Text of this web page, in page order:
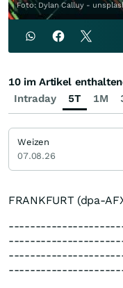
Foto: Dylan Calluy -
FRANKFURT (dpa-
Intraday 5T 1M
10 im Artikel
Weizen
07.08.26